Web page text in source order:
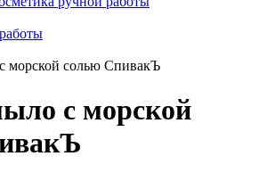
морской солью СпивакЪ
с морской